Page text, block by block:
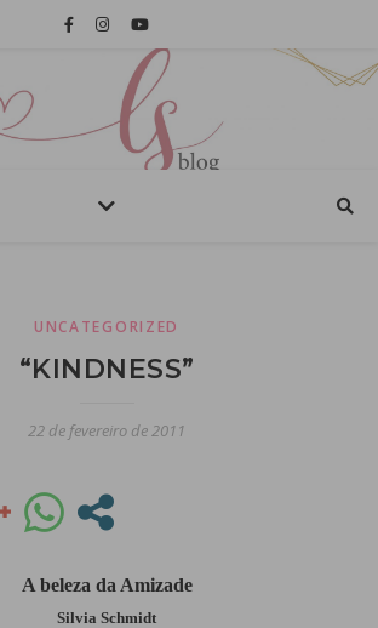
UNCATEGORIZED
“KINDNESS”
22 de fevereiro de 2011
A beleza da Amizade
Silvia Schmidt